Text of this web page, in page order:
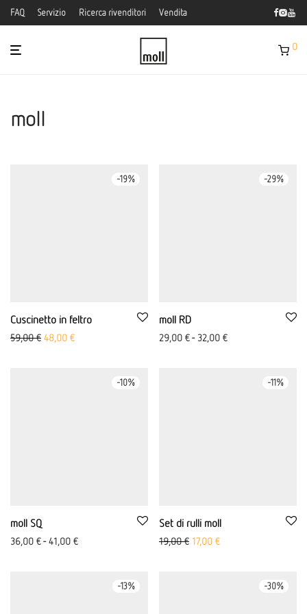
FAQ Servizio Ricerca rivenditori Vendita
0
moll
-19%
Cuscinetto in feltro
59,00€ Prezzo originale: 59,00 €
48,00 €Il prezzo attuale è di 48,00 €.
-29%
moll RD
29,00 €- 32,00 €
-10%
moll SQ
36,00 €-41,00 €
-11%
Set di rulli moll
19,00€ Ursprünglicher Preis war:
17,00 €Aktueller Preis ist:
-13% -30%